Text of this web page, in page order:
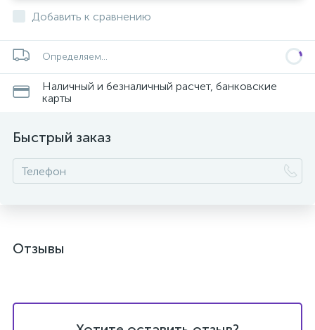
Добавить к сравнению
Определяем...
Наличный и безналичный расчет, банковские
карты
Быстрый заказ
Отзывы